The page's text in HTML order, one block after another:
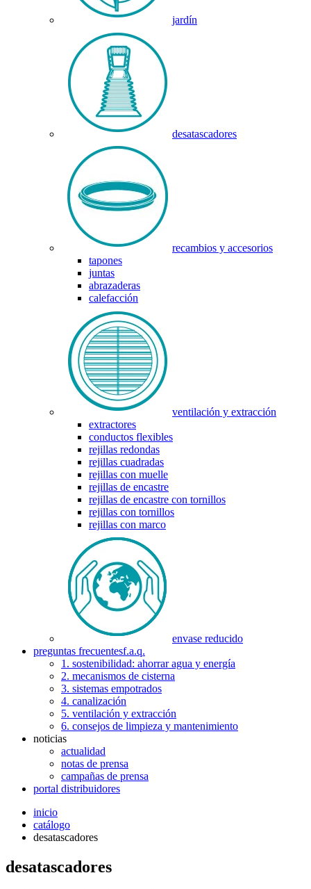
jardín
desatascadores
recambios y accesorios
tapones
juntas
abrazaderas
calefacción
ventilación y extracción
extractores
conductos flexibles
rejillas redondas
rejillas cuadradas
rejillas con muelle
rejillas de encastre
rejillas de encastre con tornillos
rejillas con tornillos
rejillas con marco
envase reducido
preguntas frecuentesf.a.q.
1. sostenibilidad: ahorrar agua y energía
2. mecanismos de cisterna
3. sistemas empotrados
4. canalización
5. ventilación y extracción
6. consejos de limpieza y mantenimiento
noticias
actualidad
notas de prensa
campañas de prensa
portal distribuidores
inicio
catálogo
desatascadores
desatascadores